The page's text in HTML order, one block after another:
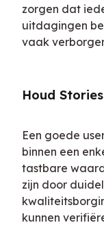
zorgen dat
uitdagingen
vaak
Houd
Een goede
binnen een
tastbare
zijn door
kunnen